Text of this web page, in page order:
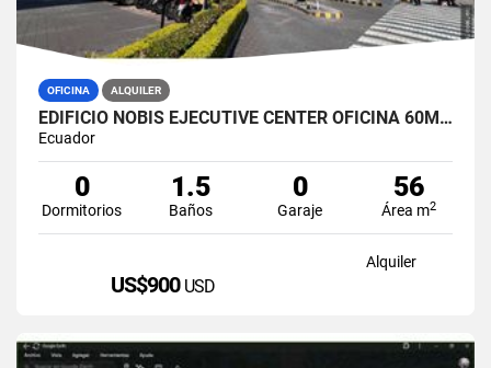
OFICINA ALQUILER
EDIFICIO NOBIS EJECUTIVE CENTER OFICINA 60M2 EN ALQUILER AMOBLADA
Ecuador
0
Dormitorios
1.5
Baños
0
Garaje
56
Área m2
Alquiler
US$900 USD